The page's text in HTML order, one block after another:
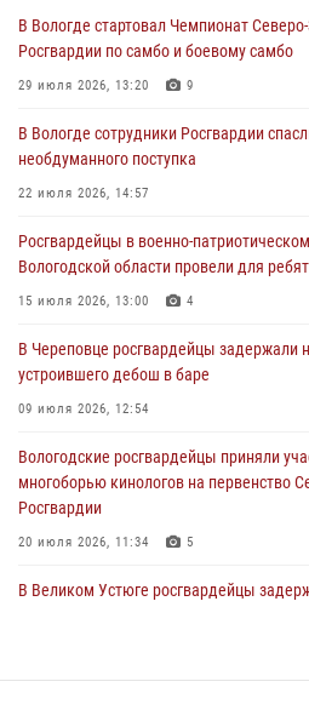
В Вологде определились победители и
Северо-Западного округа Росгвардии
03 августа 2026, 08:54 1
ЗА МИНУВШУЮ НЕДЕЛЮ
ПРАВОНАРУШИТЕЛЯ
02 августа 2026, 10:37
нарушителя на питбайке
31 июля 2026, 06:43
В Вологде стартовал Чемпионат
Росгвардии по самбо и боевому самбо
29 июля 2026, 13:20 9
В Вологде сотрудники Росгвардии
необдуманного поступка
22 июля 2026, 14:57
Росгвардейцы в военно-
Вологодской области провели для
15 июля 2026, 13:00 4
В Череповце росгвардейцы задержали
устроившего дебош в баре
09 июля 2026, 12:54
Вологодские росгвардейцы приняли
многоборью кинологов на первенство
Росгвардии
20 июля 2026, 11:34 5
В Великом Устюге росгвардейцы